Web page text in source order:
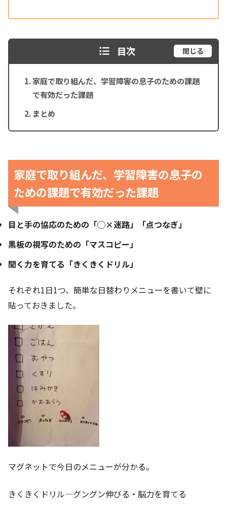
目次 閉じる
家庭で取り組んだ、学習障害の息子のための課題
で有効だった課題
まとめ
家庭で取り組んだ、学習障害の息子の
ための課題で有効だった課題
目と手の協応のための「◯×迷路」「点つなぎ」
黒板の視写のための「マスコピー」
聞く力を育てる「きくきくドリル」
それぞれ1日1つ、簡単な日替わりメニューを書いて壁に
貼っておきました。
マグネットで今日のメニューが分かる。
きくきくドリル―グングン伸びる・脳力を育てる